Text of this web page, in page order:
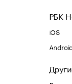
РБК
iOS